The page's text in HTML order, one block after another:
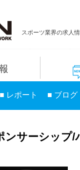
スポーツ業界の求人
■ レポート ■ ブログ
サーシップ/